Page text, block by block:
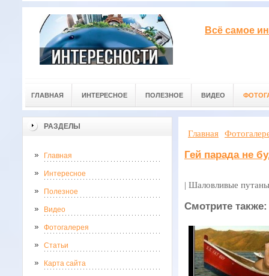
Всё самое
ГЛАВНАЯ ИНТЕРЕСНОЕ ПОЛЕЗНОЕ ВИДЕО
РАЗДЕЛЫ
Главная
Интересное
Полезное
Видео
Фотогалерея
Статьи
Карта сайта
Главная
Гей парада не
| Шаловливые
Смотрите также: